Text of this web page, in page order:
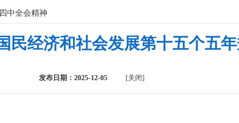
中全会精神
民经济和社会发展第十五个五
发布日期：2025-12-05 [关闭]